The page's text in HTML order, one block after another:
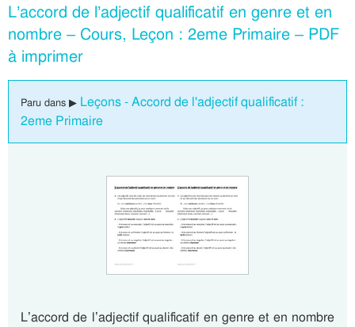
L’accord de l’adjectif qualificatif en genre et en
nombre – Cours, Leçon : 2eme Primaire – PDF
à imprimer
Paru dans ▶ Leçons - Accord de l'adjectif qualificatif :
2eme Primaire
L’accord de l’adjectif qualificatif en genre et en nombre